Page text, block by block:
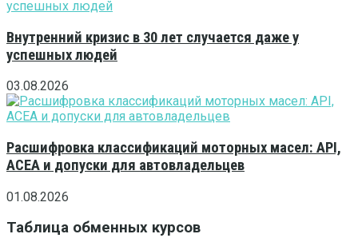
Внутренний кризис в 30 лет случается даже у
успешных людей
03.08.2026
Расшифровка классификаций моторных масел: API,
ACEA и допуски для автовладельцев
01.08.2026
Таблица обменных курсов